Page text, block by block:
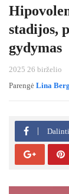
stadijos,
gydymas
2025 26 birželio
Parengė Lina